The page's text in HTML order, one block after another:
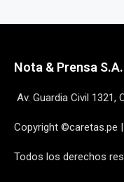
Nota & Prensa
Av. Guardia Civil 1321,
Copyright ©caretas.pe
Todos los derechos